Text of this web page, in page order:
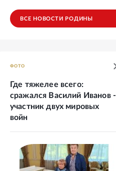
ВСЕ НОВОСТИ РОДИНЫ
ФОТО
Где тяжелее всего:
сражался Василий Иванов -
участник двух мировых
войн